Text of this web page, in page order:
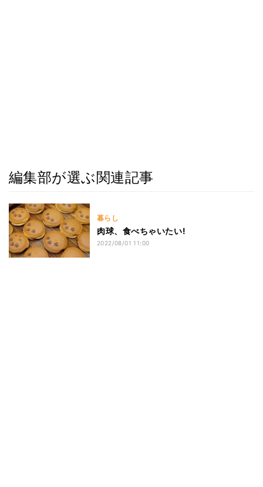
編集部が選ぶ関連記事
暮らし
肉球、食べちゃいたい!
2022/08/01 11:00